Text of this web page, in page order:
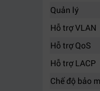
Quản lý
Hỗ trợ VLAN
Hỗ trợ QoS
Hỗ trợ LACP
Chế độ bảo